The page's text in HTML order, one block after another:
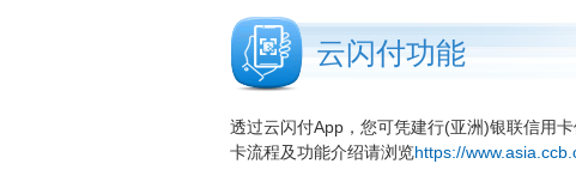
云闪付功能
透过云闪付App，您可凭建行(亚洲)银联信用
卡流程及功能介绍请浏览https://